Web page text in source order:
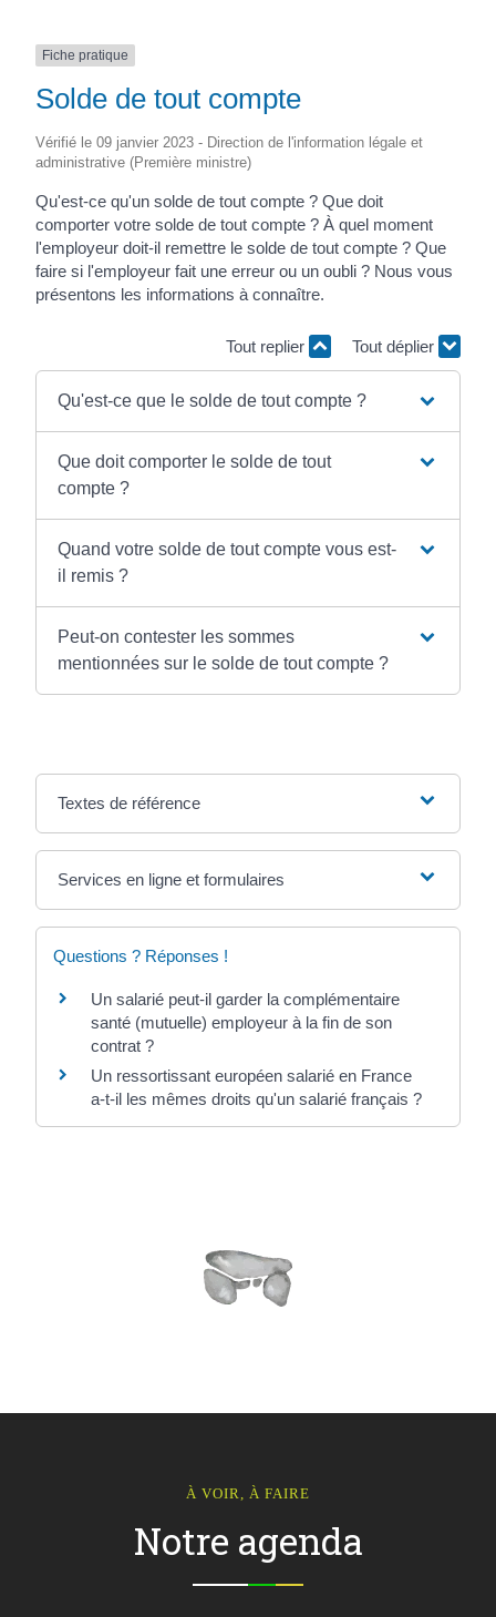
Fiche pratique
Solde de tout compte
Vérifié le 09 janvier 2023 - Direction de l'information légale et
administrative (Première ministre)
Qu'est-ce qu'un solde de tout compte ? Que doit
comporter votre solde de tout compte ? À quel moment
l'employeur doit-il remettre le solde de tout compte ? Que
faire si l'employeur fait une erreur ou un oubli ? Nous vous
présentons les informations à connaître.
Tout replier Tout déplier
Qu'est-ce que le solde de tout compte ?
Que doit comporter le solde de tout
compte ?
Quand votre solde de tout compte vous est-
il remis ?
Peut-on contester les sommes
mentionnées sur le solde de tout compte ?
Textes de référence
Services en ligne et formulaires
Questions ? Réponses !
Un salarié peut-il garder la complémentaire
santé (mutuelle) employeur à la fin de son
contrat ?
Un ressortissant européen salarié en France
a-t-il les mêmes droits qu'un salarié français ?
À VOIR, À FAIRE
Notre agenda